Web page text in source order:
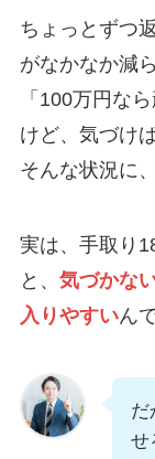
ちょっとずつ
がなかなか減
「100万円な
けど、気づけ
そんな状況に
実は、手取り
と、 気づかな
入りやすいん
だ
せ